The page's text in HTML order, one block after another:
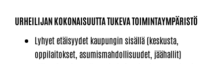
URHEILIJAN KOKONAISUUTTA TUKEVA TOIMINTAYMPÄRISTÖ
Lyhyet etäisyydet kaupungin sisällä (keskusta,
oppilaitokset, asumismahdollisuudet, jäähallit)